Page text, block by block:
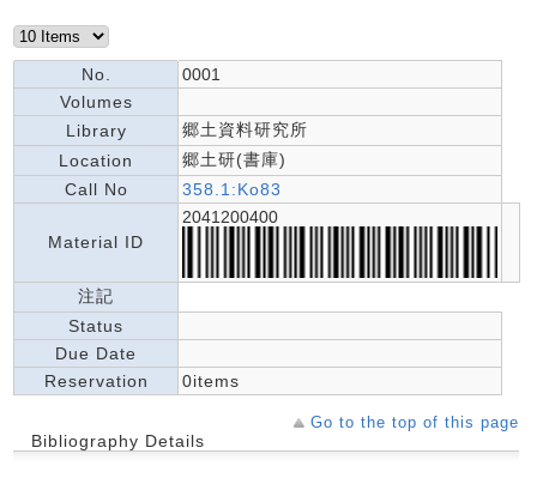
No.
0001
Volumes
Library
郷土資料研究所
Location
郷土研(書庫)
Call No
358.1:Ko83
Material ID
2041200400
注記
Status
Due Date
Reservation
0items
Go to the top of this page
Bibliography Details